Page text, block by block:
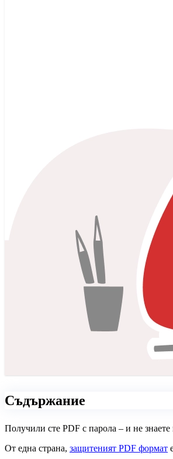
Съдържание
Получили сте PDF с парола – и не
От една страна, защитеният PDF формат